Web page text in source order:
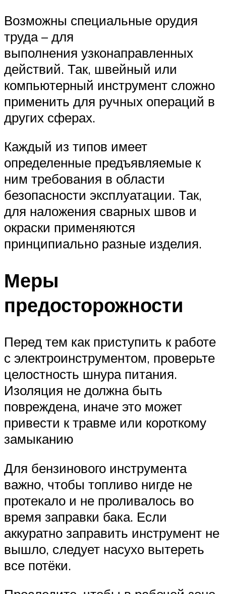
Возможны специальные орудия
труда – для
выполнения узконаправленных
действий. Так, швейный или
компьютерный инструмент сложно
применить для ручных операций в
других сферах.
Каждый из типов имеет
определенные предъявляемые к
ним требования в области
безопасности эксплуатации. Так,
для наложения сварных швов и
окраски применяются
принципиально разные изделия.
Меры
предосторожности
Перед тем как приступить к работе
с электроинструментом, проверьте
целостность шнура питания.
Изоляция не должна быть
повреждена, иначе это может
привести к травме или короткому
замыканию
Для бензинового инструмента
важно, чтобы топливо нигде не
протекало и не проливалось во
время заправки бака. Если
аккуратно заправить инструмент не
вышло, следует насухо вытереть
все потёки.